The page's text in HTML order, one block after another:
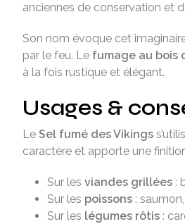
anciennes de conservation et
Son nom évoque cet
par le feu. Le fumage au bois
à la fois rustique et élégant.
Usages &
Le Sel fumé des Vikings
caractère et apporte une
Sur les viandes grillées :
Sur les poissons :
Sur les légumes rôtis :